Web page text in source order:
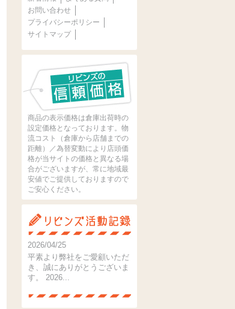
お問い合わせ
プライバシーポリシー
サイトマップ
商品の表示価格は倉庫出荷時の
設定価格となっております。物
流コスト（倉庫から店舗までの
距離）／為替変動により店頭価
格が当サイトの価格と異なる場
合がございますが、常に地域最
安値でご提供しておりますので
ご安心ください。
2026/04/25
平素より弊社をご愛顧いただ
き、誠にありがとうございま
す。 2026...